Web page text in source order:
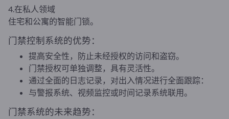
4.在私人领域
住宅和公寓的智能门锁。
门禁控制系统的优势：
提高安全性，防止未经授权的访问和盗窃。
门禁授权可单独调整，具有灵活性。
通过全面的日志记录，对出入情况进行全面跟踪：
与警报系统、视频监控或时间记录系统联用。
门禁系统的未来趋势：